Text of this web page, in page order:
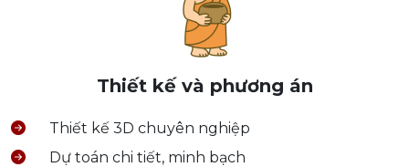
Thiết kế và phương án
Thiết kế 3D chuyên nghiệp
Dự toán chi tiết, minh bạch